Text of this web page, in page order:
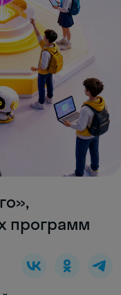
программ